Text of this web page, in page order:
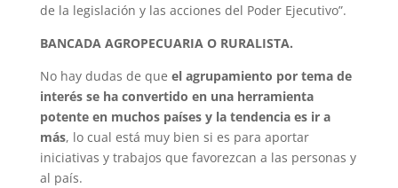
de la legislación y las acciones del Poder Ejecutivo”.
BANCADA AGROPECUARIA O RURALISTA.
No hay dudas de que el agrupamiento por tema de
interés se ha convertido en una herramienta
potente en muchos países y la tendencia es ir a
más, lo cual está muy bien si es para aportar
iniciativas y trabajos que favorezcan a las personas y
al país.